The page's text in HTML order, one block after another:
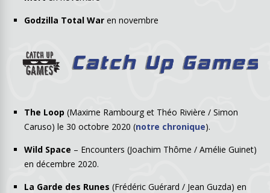
Godzilla Total War en novembre
The Loop (Maxime Rambourg et Théo Rivière / Simon
Caruso) le 30 octobre 2020 (notre chronique).
Wild Space – Encounters (Joachim Thôme / Amélie Guinet)
en décembre 2020.
La Garde des Runes (Frédéric Guérard / Jean Guzda) en